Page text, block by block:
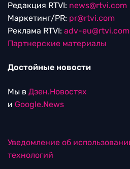
Редакция RTVI: news@rtvi.com
Маркетинг/PR: pr@rtvi.com
Реклама RTVI: adv-eu@rtvi.com
Партнерские материалы
Достойные новости
Мы в Дзен.Новостях
и Google.News
Уведомление об
технологий